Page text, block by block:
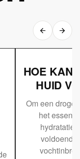
HOE KAN
HUID
Om een droge
het
hydratatie
voldoende